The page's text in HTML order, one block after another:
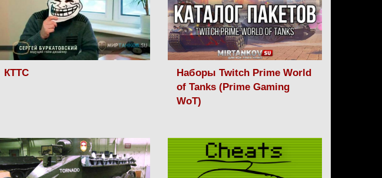
КТТС
Наборы Twitch Prime World
of Tanks (Prime Gaming
WoT)